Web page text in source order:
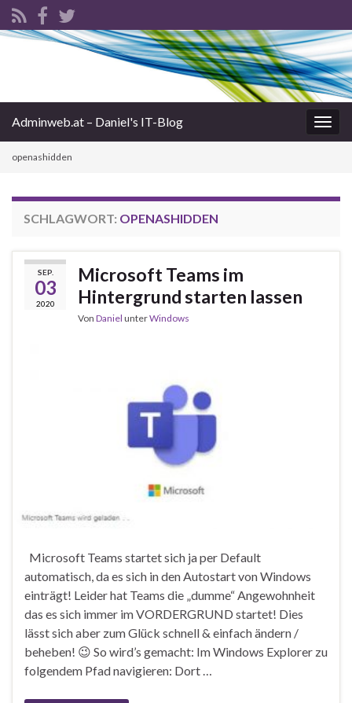
Adminweb.at – Daniel's IT-Blog
openashidden
SCHLAGWORT: OPENASHIDDEN
SEP.
03
2020
Microsoft Teams im
Hintergrund starten lassen
Von Daniel unterWindows
Microsoft Teams startet sich ja per Default
automatisch, da es sich in den Autostart von Windows
einträgt! Leider hat Teams die „dumme“ Angewohnheit
das es sich immer im VORDERGRUND startet! Dies
lässt sich aber zum Glück schnell & einfach ändern /
beheben! 😉 So wird’s gemacht: Im Windows Explorer zu
folgendem Pfad navigieren: Dort …